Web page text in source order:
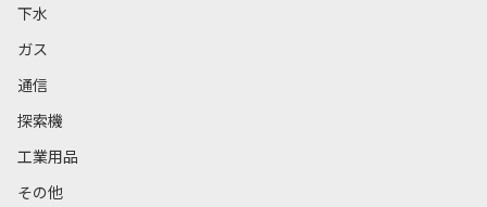
下水
ガス
通信
探索機
工業用品
その他